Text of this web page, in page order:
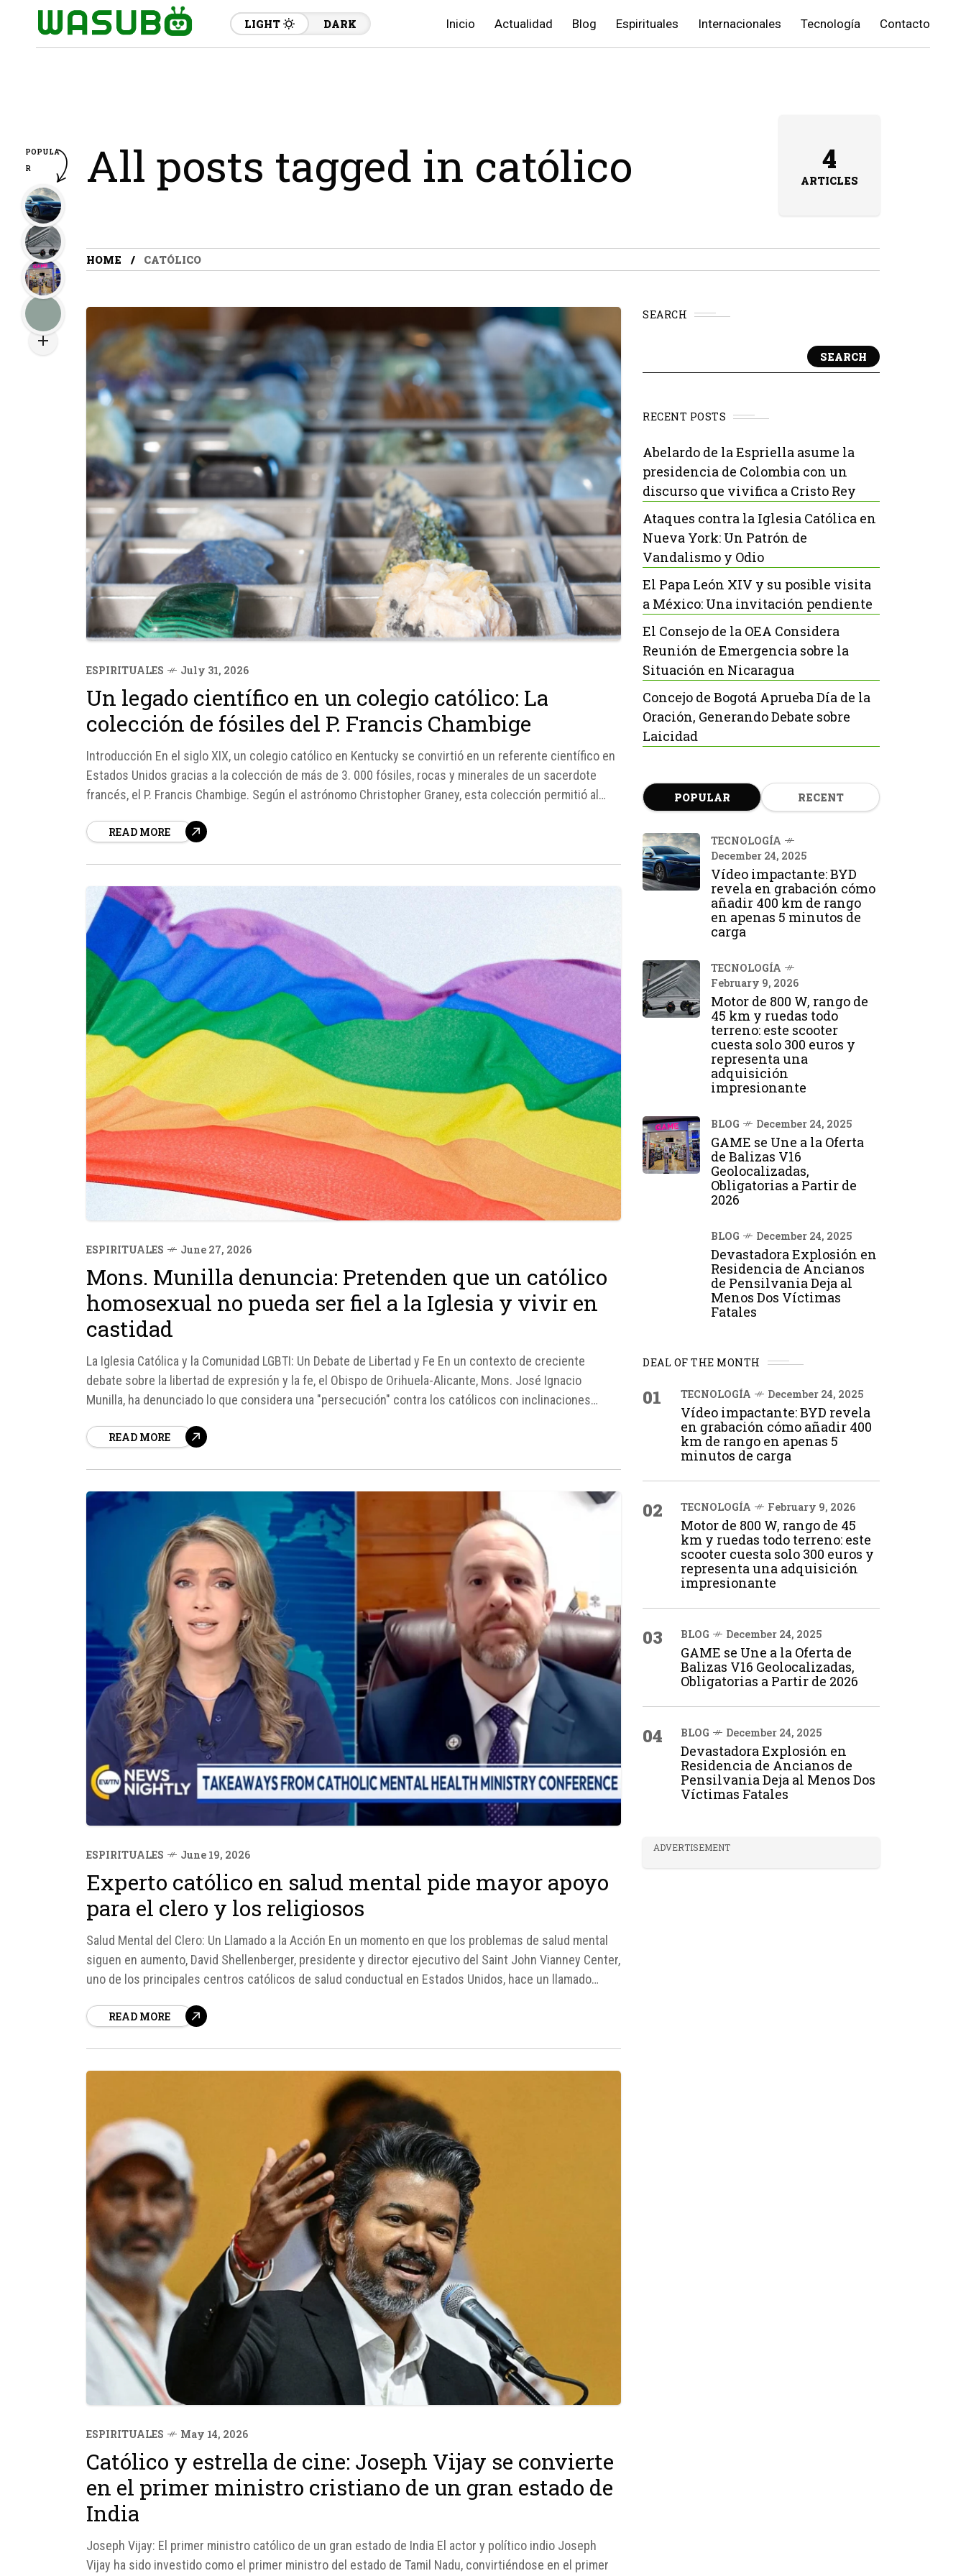
LIGHT DARK Inicio Actualidad Blog Espirituales Internacionales Tecnología Contacto
All posts tagged in católico 4
ARTICLES
HOME CATÓLICO
ESPIRITUALES July 31, 2026
Un legado científico en un colegio católico: La
colección de fósiles del P. Francis Chambige
Introducción En el siglo XIX, un colegio católico en Kentucky se convirtió en un referente científico en
Estados Unidos gracias a la colección de más de 3. 000 fósiles, rocas y minerales de un sacerdote
francés, el P. Francis Chambige. Según el astrónomo Christopher Graney, esta colección permitió al
READ MORE
ESPIRITUALES June 27, 2026
Mons. Munilla denuncia: Pretenden que un católico
homosexual no pueda ser fiel a la Iglesia y vivir en
castidad
La Iglesia Católica y la Comunidad LGBTI: Un Debate de Libertad y Fe En un contexto de creciente
debate sobre la libertad de expresión y la fe, el Obispo de Orihuela-Alicante, Mons. José Ignacio
Munilla, ha denunciado lo que considera una "persecución" contra los católicos con inclinaciones
READ MORE
ESPIRITUALES June 19, 2026
Experto católico en salud mental pide mayor apoyo
para el clero y los religiosos
Salud Mental del Clero: Un Llamado a la Acción En un momento en que los problemas de salud mental
siguen en aumento, David Shellenberger, presidente y director ejecutivo del Saint John Vianney Center,
uno de los principales centros católicos de salud conductual en Estados Unidos, hace un llamado
READ MORE
ESPIRITUALES May 14, 2026
Católico y estrella de cine: Joseph Vijay se convierte
en el primer ministro cristiano de un gran estado de
India
Joseph Vijay: El primer ministro católico de un gran estado de India El actor y político indio Joseph
Vijay ha sido investido como el primer ministro del estado de Tamil Nadu, convirtiéndose en el primer
SEARCH
SEARCH
RECENT POSTS
Abelardo de la Espriella asume la
presidencia de Colombia con un
discurso que vivifica a Cristo Rey
Ataques contra la Iglesia Católica en
Nueva York: Un Patrón de
Vandalismo y Odio
El Papa León XIV y su posible visita
a México: Una invitación pendiente
El Consejo de la OEA Considera
Reunión de Emergencia sobre la
Situación en Nicaragua
Concejo de Bogotá Aprueba Día de la
Oración, Generando Debate sobre
Laicidad
POPULAR RECENT
TECNOLOGÍA
December 24, 2025
Vídeo impactante: BYD
revela en grabación cómo
añadir 400 km de rango
en apenas 5 minutos de
carga
TECNOLOGÍA
February 9, 2026
Motor de 800 W, rango de
45 km y ruedas todo
terreno: este scooter
cuesta solo 300 euros y
representa una
adquisición
impresionante
BLOG December 24, 2025
GAME se Une a la Oferta
de Balizas V16
Geolocalizadas,
Obligatorias a Partir de
2026
BLOG December 24, 2025
Devastadora Explosión en
Residencia de Ancianos
de Pensilvania Deja al
Menos Dos Víctimas
Fatales
DEAL OF THE MONTH
01 TECNOLOGÍA December 24, 2025
Vídeo impactante: BYD revela
en grabación cómo añadir 400
km de rango en apenas 5
minutos de carga
02 TECNOLOGÍA February 9, 2026
Motor de 800 W, rango de 45
km y ruedas todo terreno: este
scooter cuesta solo 300 euros y
representa una adquisición
impresionante
03 BLOG December 24, 2025
GAME se Une a la Oferta de
Balizas V16 Geolocalizadas,
Obligatorias a Partir de 2026
04 BLOG December 24, 2025
Devastadora Explosión en
Residencia de Ancianos de
Pensilvania Deja al Menos Dos
Víctimas Fatales
ADVERTISEMENT
POPULA
R